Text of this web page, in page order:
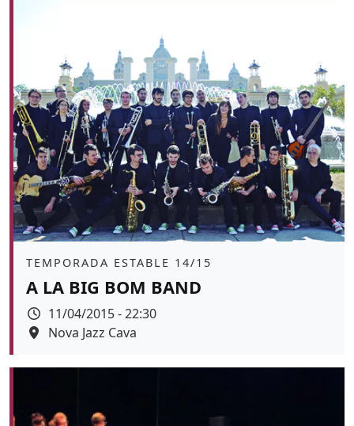
Àmbit
TEMPORADA ESTABLE 14/15
A LA BIG BOM BAND
Data
11/04/2015 - 22:30
Espai
Nova Jazz Cava